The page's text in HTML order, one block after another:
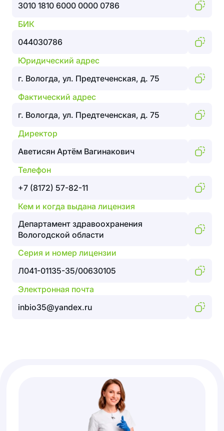
3010 1810 6000 0000 0786
БИК
044030786
Юридический адрес
г. Вологда, ул. Предтеченская, д. 75
Фактический адрес
г. Вологда, ул. Предтеченская, д. 75
Директор
Аветисян Артём Вагинакович
Телефон
+7 (8172) 57-82-11
Кем и когда выдана лицензия
Департамент здравоохранения
Вологодской области
Серия и номер лицензии
Л041-01135-35/00630105
Электронная почта
inbio35@yandex.ru